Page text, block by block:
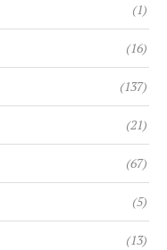
(1)
(16)
(137)
(21)
(67)
(5)
(13)